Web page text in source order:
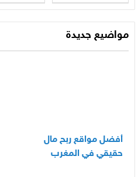
والميلادية
مواضيع جديدة
أفضل مواقع ربح مال
حقيقي في المغرب